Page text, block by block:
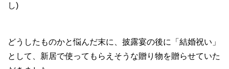
し)
どうしたものかと悩んだ末に、披露宴の後に「結婚祝い」
として、新居で使ってもらえそうな贈り物を贈らせていた